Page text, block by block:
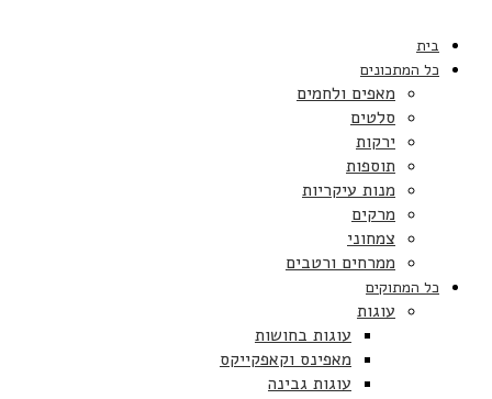
בית
כל המתכונים
מאפים ולחמים
סלטים
ירקות
תוספות
מנות עיקריות
מרקים
צמחוני
ממרחים ורטבים
כל המתוקים
עוגות
עוגות בחושות
מאפינס וקאפקייקס
עוגות גבינה